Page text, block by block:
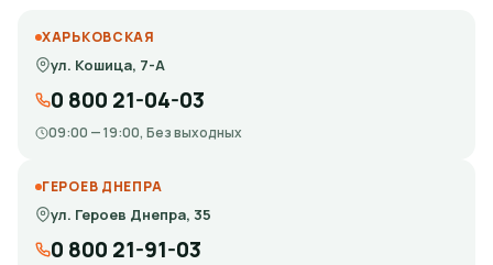
ХАРЬКОВСКАЯ
ул. Кошица, 7-А
0 800 21-04-03
09:00 — 19:00, Без выходных
ГЕРОЕВ ДНЕПРА
ул. Героев Днепра, 35
0 800 21-91-03